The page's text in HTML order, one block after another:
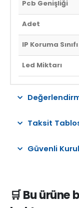
Pcb Genişliği
Adet
IP Koruma Sınıfı
Led Miktarı
Taksit
Güvenli
🛒 Bu ürüne